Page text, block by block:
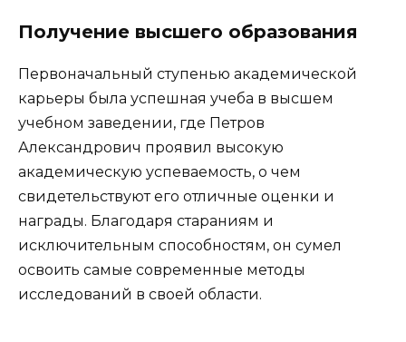
Получение высшего образования
Первоначальный ступенью академической
карьеры была успешная учеба в высшем
учебном заведении, где Петров
Александрович проявил высокую
академическую успеваемость, о чем
свидетельствуют его отличные оценки и
награды. Благодаря стараниям и
исключительным способностям, он сумел
освоить самые современные методы
исследований в своей области.